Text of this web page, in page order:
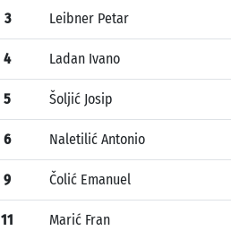
3 Leibner Petar
4 Ladan Ivano
5 Šoljić Josip
6 Naletilić Antonio
9 Čolić Emanuel
11 Marić Fran